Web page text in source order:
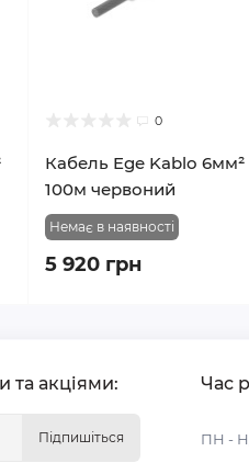
0
Кабель Ege Kablo 6мм²
100м червоний
Немає в наявності
5 920 грн
та акціями:
Підпишіться
Час
ПН -